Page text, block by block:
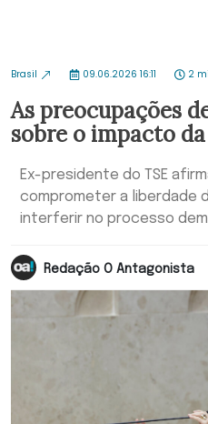
Brasil 09.06.2026 16:11 2
As preocupações
sobre o impacto
Ex-presidente do TSE
comprometer a liberdade
interferir no processo
Redação O Antagonista